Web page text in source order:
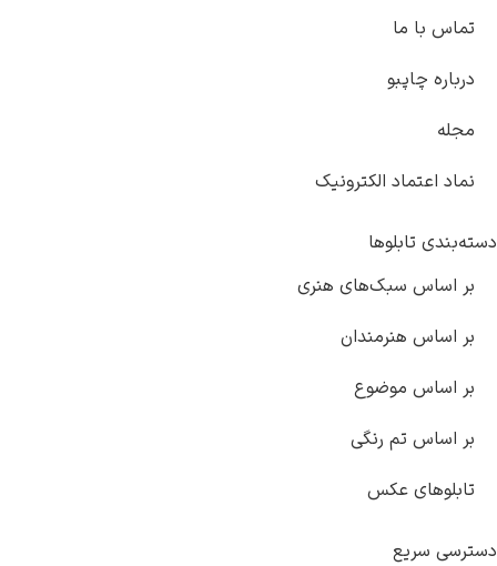
با ما
چاپبو
اعتماد الکترونیک
تابلوها
اساس سبک‌های هنری
اساس هنرمندان
اساس موضوع
اساس تم رنگی
عکس
سریع